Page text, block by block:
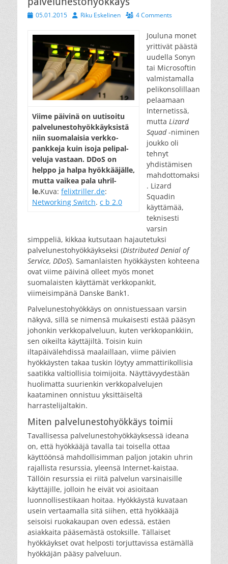
Posted
05.01.2015 AuthorRiku Eskelinen 4 Comments
Vii­me päi­vi­nä on uu­ti­soi­tu
pal­ve­lun­es­to­hyök­käyk­sis­tä
niin suo­ma­lai­sia verk­ko­
pank­ke­ja kuin iso­ja pe­li­pal­
ve­lu­ja vas­taan. DDoS on
help­po ja hal­pa hyök­kää­jäl­le,
mut­ta vai­kea pa­la uh­ril­
le.Kuva: felixtriller.de:
Networking Switch. c b 2.0
Jouluna monet
yrittivät päästä
uudella Sonyn
tai Microsoftin
valmistamalla
pelikonsolillaan
pelaamaan
Internetissä,
mutta Lizard
Squad-niminen
joukko oli
tehnyt
yhdistämisen
mahdottomaksi
. Lizard
Squadin
käyttämää,
teknisesti
varsin
simppeliä, kikkaa kutsutaan hajautetuksi
palvelunestohyökkäykseksi (Distributed Denial of
Service, DDoS). Samanlaisten hyökkäysten kohteena
ovat viime päivinä olleet myös monet
suomalaisten käyttämät verkkopankit,
viimeisimpänä Danske Bank1.
Palvelunestohyökkäys on onnistuessaan varsin
näkyvä, sillä se nimensä mukaisesti estää pääsyn
johonkin verkkopalveluun, kuten verkkopankkiin,
sen oikeilta käyttäjiltä. Toisin kuin
iltapäivälehdissä maalaillaan, viime päivien
hyökkäysten takaa tuskin löytyy ammattirikollisia
saatikka valtiollisia toimijoita. Näyttävyydestään
huolimatta suurienkin verkkopalvelujen
kaataminen onnistuu yksittäiseltä
harrastelijaltakin.
Miten palvelunestohyökkäys toimii
Tavallisessa palvelunestohyökkäyksessä ideana
on, että hyökkääjä tavalla tai toisella ottaa
käyttöönsä mahdollisimman paljon jotakin uhrin
rajallista resurssia, yleensä Internet-kaistaa.
Tällöin resurssia ei riitä palvelun varsinaisille
käyttäjille, jolloin he eivät voi asioitaan
luonnollisestikaan hoitaa. Hyökkäystä kuvataan
usein vertaamalla sitä siihen, että hyökkääjä
seisoisi ruokakaupan oven edessä, estäen
asiakkaita pääsemästä ostoksille. Tällaiset
hyökkäykset ovat helposti torjuttavissa estämällä
hyökkäjän pääsy palveluun.